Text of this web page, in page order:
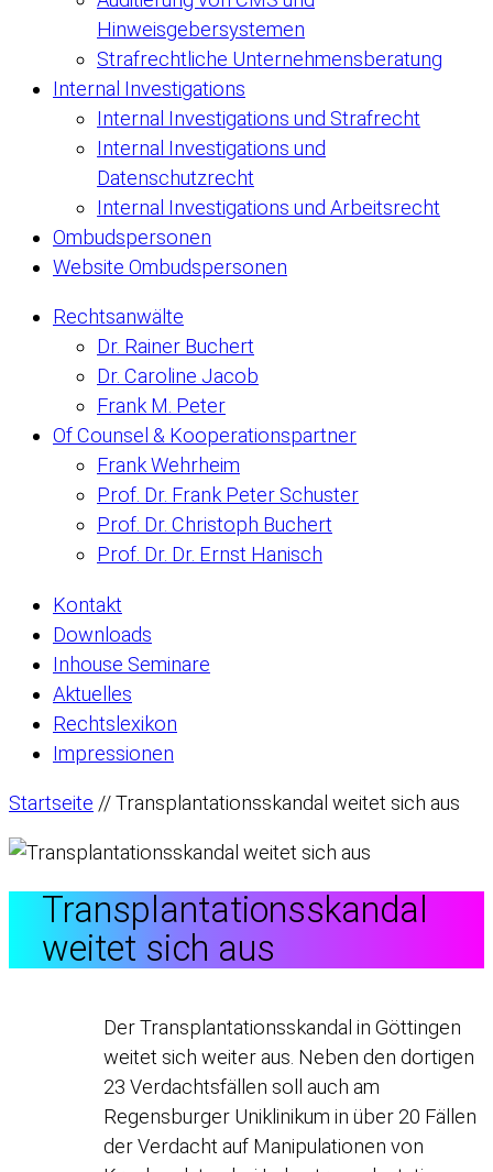
Hinweisgebersystemen
Strafrechtliche Unternehmensberatung
Internal Investigations
Internal Investigations und Strafrecht
Internal Investigations und
Datenschutzrecht
Internal Investigations und Arbeitsrecht
Ombudspersonen
Website Ombudspersonen
Rechtsanwälte
Dr. Rainer Buchert
Dr. Caroline Jacob
Frank M. Peter
Of Counsel & Kooperationspartner
Frank Wehrheim
Prof. Dr. Frank Peter Schuster
Prof. Dr. Christoph Buchert
Prof. Dr. Dr. Ernst Hanisch
Kontakt
Downloads
Inhouse Seminare
Aktuelles
Rechtslexikon
Impressionen
Startseite //Transplantationsskandal weitet sich aus
Transplantationsskandal
weitet sich aus
Der Transplantationsskandal in Göttingen
weitet sich weiter aus. Neben den dortigen
23 Verdachtsfällen soll auch am
Regensburger Uniklinikum in über 20 Fällen
der Verdacht auf Manipulationen von